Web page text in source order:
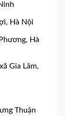
Hà Nội
Hà
Gia Lâm,
Thuận